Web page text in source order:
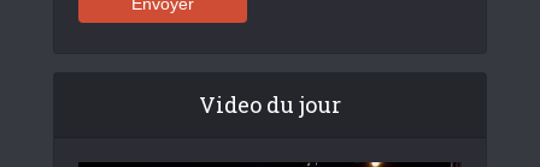
Video du jour